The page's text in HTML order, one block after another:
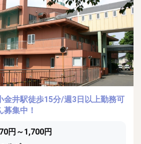
金井駅徒歩15分/週3日以上勤務可
集中！
円～1,700円